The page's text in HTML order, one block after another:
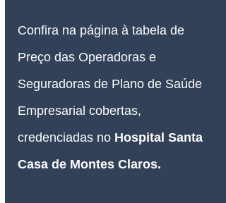
Confira na página à tabela de
Preço das Operadoras e
Seguradoras de Plano de Saúde
Empresarial cobertas,
credenciadas no Hospital Santa
Casa de Montes Claros.